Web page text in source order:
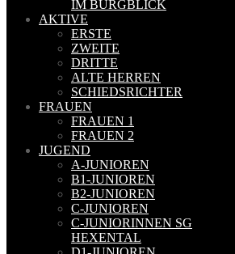
IM BURGBLICK
AKTIVE
ERSTE
ZWEITE
DRITTE
ALTE HERREN
SCHIEDSRICHTER
FRAUEN
FRAUEN 1
FRAUEN 2
JUGEND
A-JUNIOREN
B1-JUNIOREN
B2-JUNIOREN
C-JUNIOREN
C-JUNIORINNEN SG
HEXENTAL